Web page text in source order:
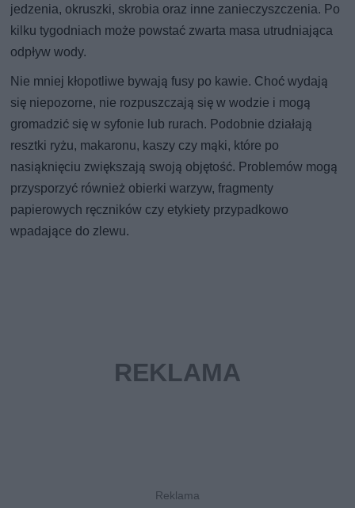
jedzenia, okruszki, skrobia oraz inne zanieczyszczenia. Po
kilku tygodniach może powstać zwarta masa utrudniająca
odpływ wody.
Nie mniej kłopotliwe bywają fusy po kawie. Choć wydają
się niepozorne, nie rozpuszczają się w wodzie i mogą
gromadzić się w syfonie lub rurach. Podobnie działają
resztki ryżu, makaronu, kaszy czy mąki, które po
nasiąknięciu zwiększają swoją objętość. Problemów mogą
przysporzyć również obierki warzyw, fragmenty
papierowych ręczników czy etykiety przypadkowo
wpadające do zlewu.